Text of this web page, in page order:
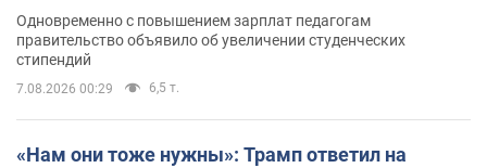
Одновременно с повышением зарплат педагогам
правительство объявило об увеличении студенческих
стипендий
7.08.2026 00:29 6,5 т.
«Нам они тоже нужны»: Трамп ответил на